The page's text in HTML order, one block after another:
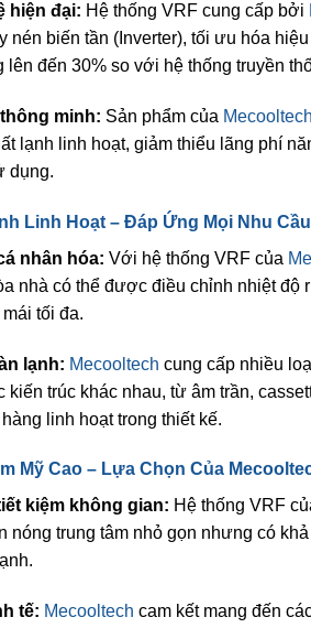
hiện đại: Hệ thống VRF cung cấp bởi
nén biến tần (Inverter), tối ưu hóa
lên đến 30% so với hệ thống truyền
minh: Sản phẩm của
lạnh linh hoạt, giảm thiểu lãng phí
dụng.
Linh Hoạt – Đáp Ứng Mọi Nhu Cầu
nhân hóa: Với hệ thống VRF của
nhà có thể được điều chỉnh nhiệt độ
tối đa.
lạnh: Mecooltech cung cấp nhiều
kiến trúc khác nhau, từ âm trần,
linh hoạt trong thiết kế.
Mỹ Cao – Lựa Chọn Của
kiệm không gian: Hệ thống VRF
nóng trung tâm nhỏ gọn nhưng có
tế: Mecooltech cam kết mang đến